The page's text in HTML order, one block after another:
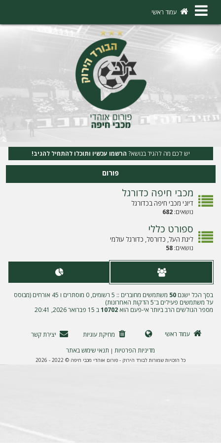
×
ו
ה
ר
ש
מ
עמוד ראשי
יש לכם מה להגיד בנושא? הרשמו עכשיו ותוכלו להתחיל להגיב!
פורום
מכבי חיפה כדורגל
דיוני מכבי חיפה בכדורגל
נושאים:682
ספורט כללי
ליגת העל, כדורסל, כדורגל עולמי
נושאים:58
בסך הכל ישנם50
משתמשים מחוברים :: 5 רשומים, 0 מוסתרים ו 45 אורחים (מבוסס
על משתמשים פעילים ב־5 הדקות האחרונות)
מספר הגולשים הרב ביותר אי-פעם הוא10702ב 15 פברואר 2026, 20:41
עמוד ראשי מחיקת עוגיות
יצירת קשר
מדיניות הפרטיות | תנאי שימוש באתר
כל הזכויות שמורות לבורד הירוק - פורום אוהדי מכבי חיפה © 2022 - 2026